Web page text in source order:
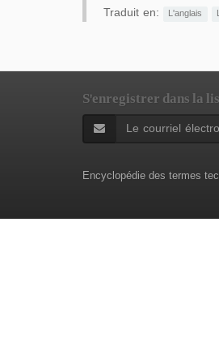
Traduit en: L'anglais
S'enregistrer dans la
Encyclopédie des termes